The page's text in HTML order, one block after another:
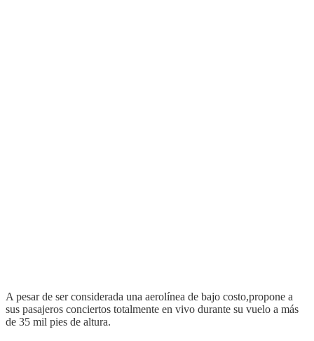
A pesar de ser considerada una aerolínea de bajo costo,propone a
sus pasajeros conciertos totalmente en vivo durante su vuelo a más
de 35 mil pies de altura.